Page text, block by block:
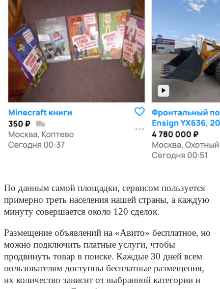
По данным самой площадки, сервисом пользуется
примерно треть населения нашей страны, а каждую
минуту совершается около 120 сделок.
Размещение объявлений на «Авито» бесплатное, но
можно подключить платные услуги, чтобы
продвинуть товар в поиске. Каждые 30 дней всем
пользователям доступны бесплатные размещения,
их количество зависит от выбранной категории и